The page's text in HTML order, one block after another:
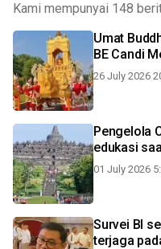
Kami mempunyai 148
Umat
BE Candi
26 July 2026
Pengelola
edukasi
01 July 2026
Survei BI
terjaga